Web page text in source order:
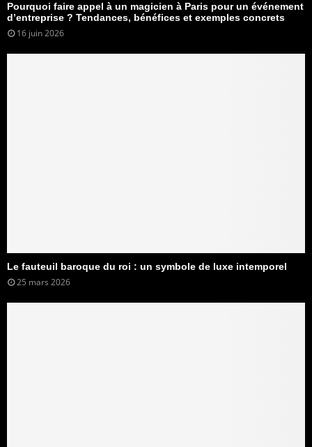
Pourquoi faire appel à un magicien à Paris pour un événement
d’entreprise ? Tendances, bénéfices et exemples concrets
16 juin 2026
Le fauteuil baroque du roi : un symbole de luxe intemporel
25 mars 2026